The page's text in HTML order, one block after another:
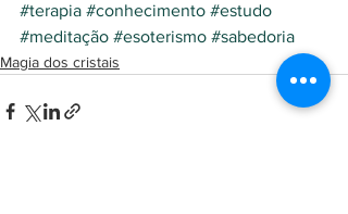
#terapia #conhecimento #estudo
#meditação #esoterismo #sabedoria
Magia dos cristais